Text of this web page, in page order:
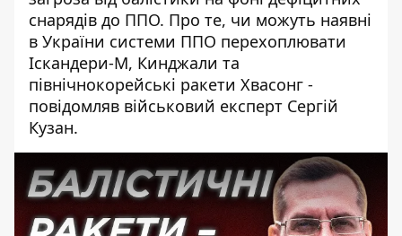
снарядів до ППО. Про те, чи можуть наявні
в України системи ППО перехоплювати
Іскандери-М, Кинджали та
північнокорейські ракети Хвасонг -
повідомляв військовий експерт Сергій
Кузан.